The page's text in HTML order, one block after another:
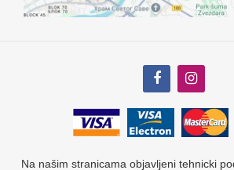
Na našim stranicama objavljeni tehnicki